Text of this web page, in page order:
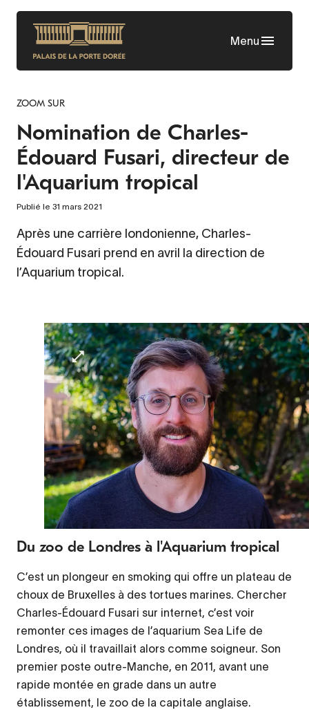
Aller
contenu
principal
Menu
ZOOM SUR
Nomination de Charles-
Édouard Fusari, directeur de
l'Aquarium tropical
Publié le 31 mars 2021
Après une carrière londonienne, Charles-
Édouard Fusari prend en avril la direction de
l’Aquarium tropical.
Du zoo de Londres à l'Aquarium tropical
C’est un plongeur en smoking qui offre un plateau de
choux de Bruxelles à des tortues marines. Chercher
Charles-Édouard Fusari sur internet, c’est voir
remonter ces images de l’aquarium Sea Life de
Londres, où il travaillait alors comme soigneur. Son
premier poste outre-Manche, en 2011, avant une
rapide montée en grade dans un autre
établissement, le zoo de la capitale anglaise.